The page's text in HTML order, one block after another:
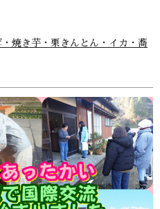
焼き芋・栗きんとん・イカ・蕎